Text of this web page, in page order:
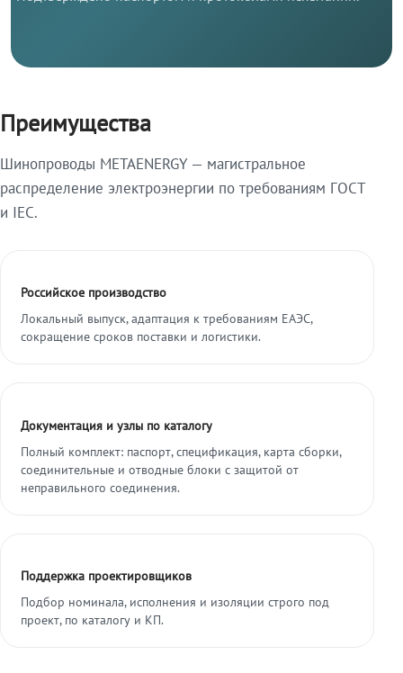
Преимущества
Шинопроводы METAENERGY — магистральное
распределение электроэнергии по требованиям ГОСТ
и IEC.
Российское производство
Локальный выпуск, адаптация к требованиям ЕАЭС,
сокращение сроков поставки и логистики.
Документация и узлы по каталогу
Полный комплект: паспорт, спецификация, карта сборки,
соединительные и отводные блоки с защитой от
неправильного соединения.
Поддержка проектировщиков
Подбор номинала, исполнения и изоляции строго под
проект, по каталогу и КП.